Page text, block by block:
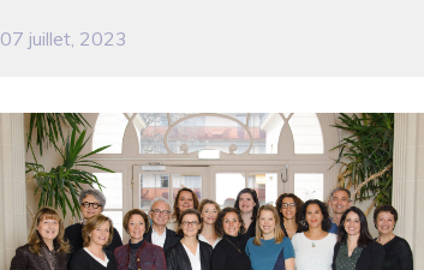
07 juillet, 2023